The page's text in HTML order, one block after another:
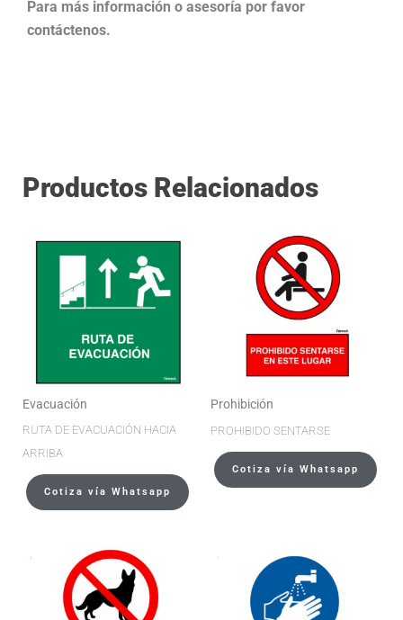
Para más información o asesoría por favor
contáctenos.
Productos Relacionados
Evacuación
RUTA DE EVACUACIÓN HACIA
ARRIBA
Cotiza vía Whatsapp
Prohibición
PROHIBIDO SENTARSE
Cotiza vía Whatsapp